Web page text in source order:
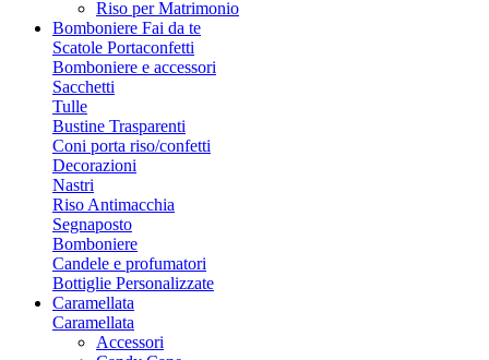
Riso per Matrimonio
Bomboniere Fai da te
Scatole Portaconfetti
Bomboniere e accessori
Sacchetti
Tulle
Bustine Trasparenti
Coni porta riso/confetti
Decorazioni
Nastri
Riso Antimacchia
Segnaposto
Bomboniere
Candele e profumatori
Bottiglie Personalizzate
Caramellata
Caramellata
Accessori